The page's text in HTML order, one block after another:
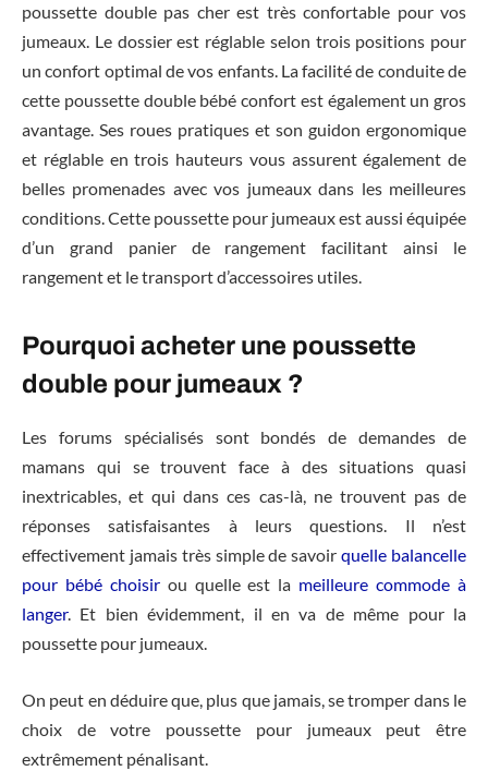
poussette double pas cher est très confortable pour vos
jumeaux. Le dossier est réglable selon trois positions pour
un confort optimal de vos enfants. La facilité de conduite de
cette poussette double bébé confort est également un gros
avantage. Ses roues pratiques et son guidon ergonomique
et réglable en trois hauteurs vous assurent également de
belles promenades avec vos jumeaux dans les meilleures
conditions. Cette poussette pour jumeaux est aussi équipée
d’un grand panier de rangement facilitant ainsi le
rangement et le transport d’accessoires utiles.
Pourquoi acheter une poussette
double pour jumeaux ?
Les forums spécialisés sont bondés de demandes de
mamans qui se trouvent face à des situations quasi
inextricables, et qui dans ces cas-là, ne trouvent pas de
réponses satisfaisantes à leurs questions. Il n’est
effectivement jamais très simple de savoirquelle balancelle
pour bébé choisirou quelle est la meilleure commode à
langer. Et bien évidemment, il en va de même pour la
poussette pour jumeaux.
On peut en déduire que, plus que jamais, se tromper dans le
choix de votre poussette pour jumeaux peut être
extrêmement pénalisant.